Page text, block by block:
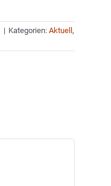
| Kategorien: Aktuell ,